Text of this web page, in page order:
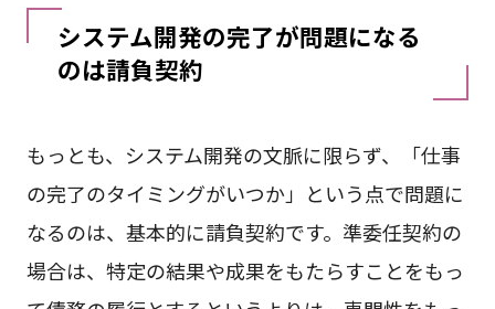
システム開発の完了が問題になる
のは請負契約
もっとも、システム開発の文脈に限らず、「仕事
の完了のタイミングがいつか」という点で問題に
なるのは、基本的に請負契約です。準委任契約の
場合は、特定の結果や成果をもたらすことをもっ